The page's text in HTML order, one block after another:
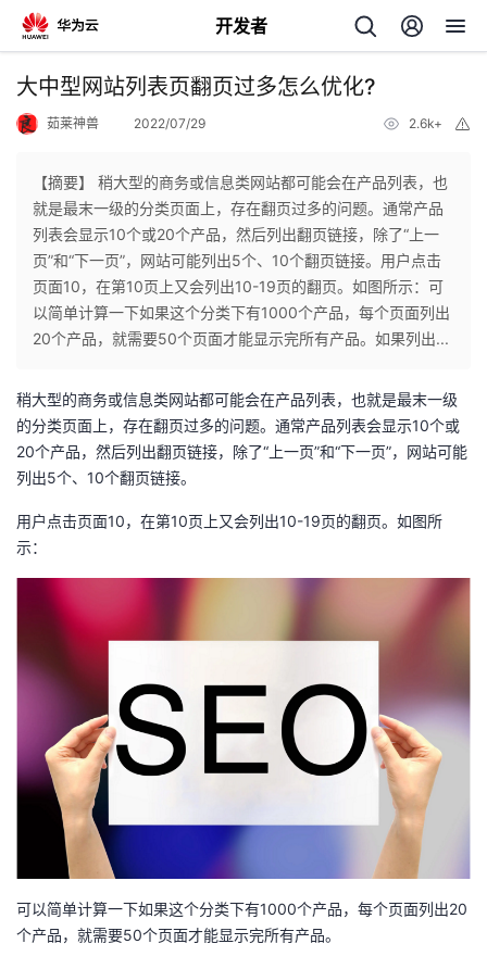
开发者
返
个
人
页
我
开
发
者
我
博
的
坛
我
圈
的
我
动
关
的我
大中型网站列表页翻页过多怎么优化?
茹莱神兽 2022/07/29 2.6k+
【摘要】 稍大型的商务或信息类网站都可能会在产品列表，也
就是最末一级的分类页面上，存在翻页过多的问题。通常产品
列表会显示10个或20个产品，然后列出翻页链接，除了“上一
页”和“下一页”，网站可能列出5个、10个翻页链接。用户点击
页面10，在第10页上又会列出10-19页的翻页。如图所示：可
以简单计算一下如果这个分类下有1000个产品，每个页面列出
20个产品，就需要50个页面才能显示完所有产品。如果列出...
稍大型的商务或信息类网站都可能会在产品列表，也就是最末一级
的分类页面上，存在翻页过多的问题。通常产品列表会显示10个或
20个产品，然后列出翻页链接，除了“上一页”和“下一页”，网站可能
列出5个、10个翻页链接。
用户点击页面10，在第10页上又会列出10-19页的翻页。如图所
示：
可以简单计算一下如果这个分类下有1000个产品，每个页面列出20
个产品，就需要50个页面才能显示完所有产品。